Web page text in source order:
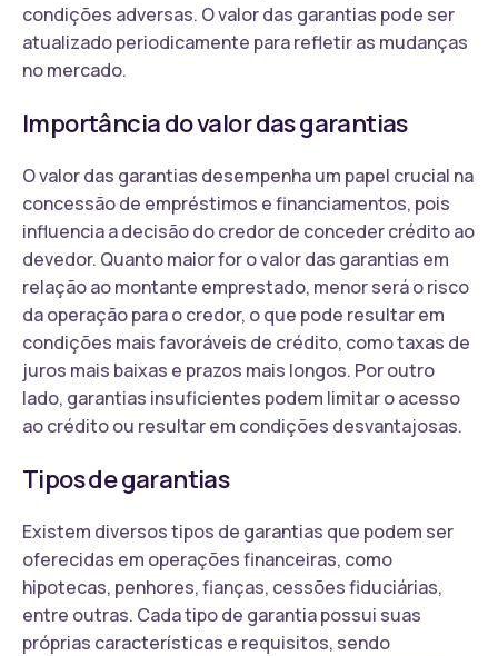
condições adversas. O valor das garantias pode ser
atualizado periodicamente para refletir as mudanças
no mercado.
Importância do valor das garantias
O valor das garantias desempenha um papel crucial na
concessão de empréstimos e financiamentos, pois
influencia a decisão do credor de conceder crédito ao
devedor. Quanto maior for o valor das garantias em
relação ao montante emprestado, menor será o risco
da operação para o credor, o que pode resultar em
condições mais favoráveis de crédito, como taxas de
juros mais baixas e prazos mais longos. Por outro
lado, garantias insuficientes podem limitar o acesso
ao crédito ou resultar em condições desvantajosas.
Tipos de garantias
Existem diversos tipos de garantias que podem ser
oferecidas em operações financeiras, como
hipotecas, penhores, fianças, cessões fiduciárias,
entre outras. Cada tipo de garantia possui suas
próprias características e requisitos, sendo